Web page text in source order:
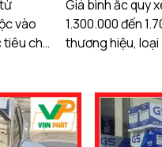
vào
tiêu chí
Giá bình ắc quy
1.300.000 đến
thương hiệu,
hàng đầu về giá
Chúng tôi là
ắc quy nội ngoại